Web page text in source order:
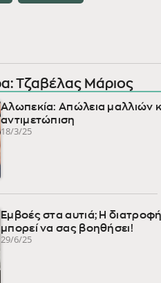
Τζαβέλας Μάριος
Αλωπεκία: Απώλεια μαλλιών
αντιμετώπιση
18/3/25
Εμβοές στα αυτιά; Η
μπορεί να σας βοηθήσει!
29/6/25